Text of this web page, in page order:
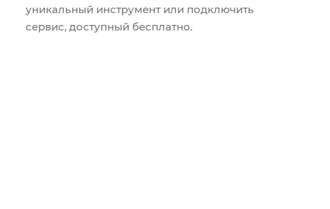
уникальный инструмент или подключить
сервис, доступный бесплатно.